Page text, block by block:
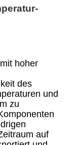
hoher
des
und
zu
auf